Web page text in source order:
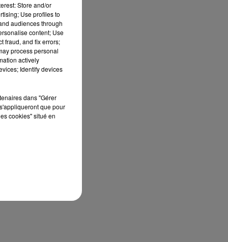
Store and/or
Use profiles to
audiences through
content; Use
fraud, and fix errors;
process personal
actively
Identify devices
dans "Gérer
que pour
cookies" situé en